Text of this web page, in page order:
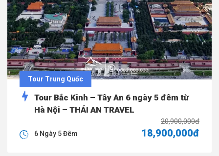
Tour Trung Quốc
Tour Bắc Kinh – Tây An 6 ngày 5 đêm từ
Hà Nội – THÁI AN TRAVEL
20,900,000đ
18,900,000đ
6 Ngày 5 Đêm